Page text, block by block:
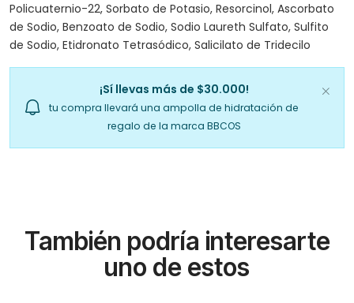
Policuaternio-22, Sorbato de Potasio, Resorcinol, Ascorbato
de Sodio, Benzoato de Sodio, Sodio Laureth Sulfato, Sulfito
de Sodio, Etidronato Tetrasódico, Salicilato de Tridecilo
¡Sí llevas más de $30.000!
tu compra llevará una ampolla de hidratación de
regalo de la marca BBCOS
También podría interesarte
uno de estos